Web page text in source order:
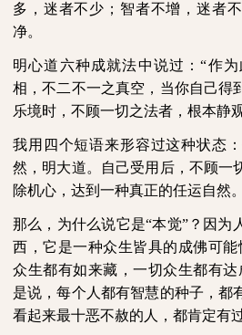
多，迷者不少；智者不增，迷者
净。
明心道六种成就法中说过：“作
相，不二不一之真空，当你自己得
乐境时，不顾一切之法者，根本静
我用四个短语来形容过这种状态
然，明大道。自己受用后，不顾一
除机心，达到一种真正的任运自然。
那么，为什么说它是“本觉”？因为
西，它是一种众生皆具的成佛可
众生都有如来藏，一切众生都有
是说，每个人都有智慧的种子，都
看起来最十恶不赦的人，都肯定有